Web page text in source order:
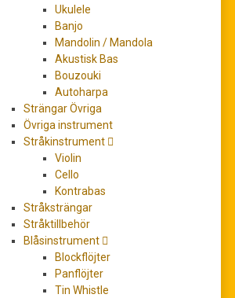
Ukulele
Banjo
Mandolin / Mandola
Akustisk Bas
Bouzouki
Autoharpa
Strängar Övriga
Övriga instrument
Stråkinstrument
Violin
Cello
Kontrabas
Stråksträngar
Stråktillbehör
Blåsinstrument
Blockflöjter
Panflöjter
Tin Whistle
Annie Vocal Selections
477,00kr
LÄGG TILL I VARUKORG